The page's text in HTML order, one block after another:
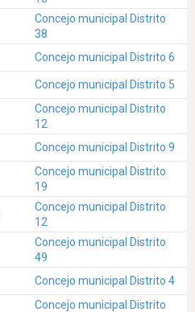
Concejo municipal Distrito
38
Concejo municipal Distrito 6
Concejo municipal Distrito 5
Concejo municipal Distrito
12
Concejo municipal Distrito 9
Concejo municipal Distrito
19
Concejo municipal Distrito
12
Concejo municipal Distrito
49
Concejo municipal Distrito 4
Concejo municipal Distrito